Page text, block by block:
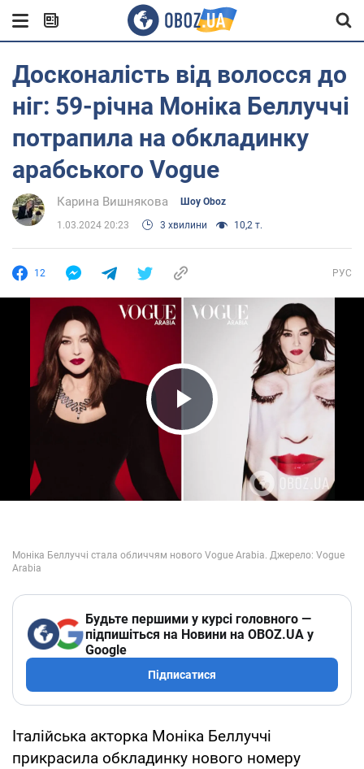
Досконалість від волосся до
ніг: 59-річна Моніка Беллуччі
потрапила на обкладинку
арабського Vogue
Карина Вишнякова Шоу Oboz
1.03.2024 20:23 3 хвилини 10,2 т.
12 РУС
Play Video
Будьте першими у курсі головного —
підпишіться на Новини на OBOZ.UA у
Google
Підписатися
Італійська акторка Моніка Беллуччі
прикрасила обкладинку нового номеру